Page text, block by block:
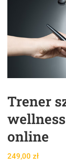
Trener
online
249,00 zł